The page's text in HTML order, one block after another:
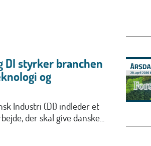
DI styrker branchen
og
Industri (DI) indleder et
der skal give danske...